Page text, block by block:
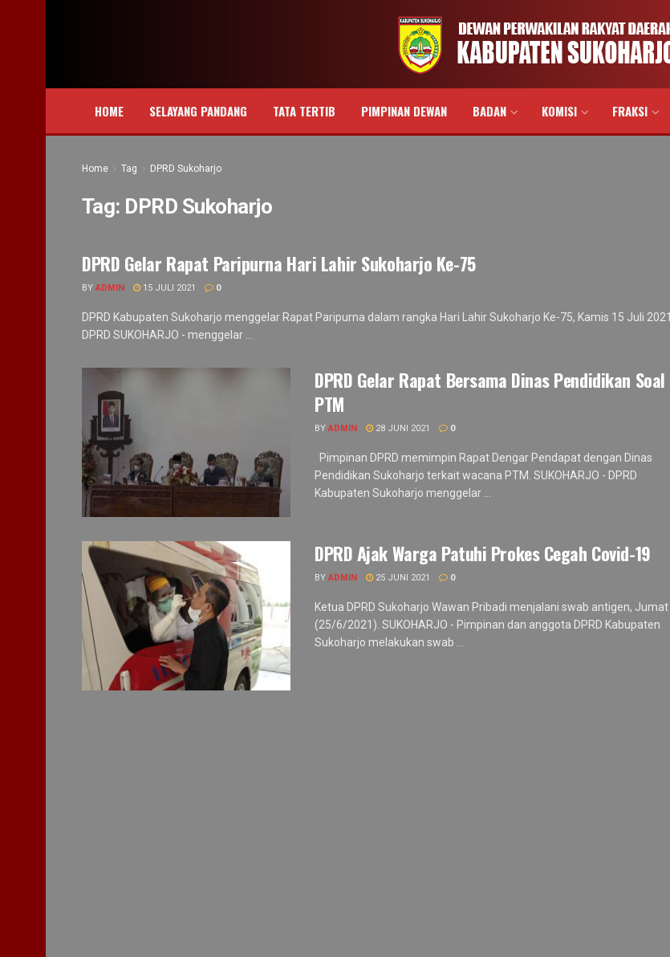
HOME SELAYANG PANDANG TATA TERTIB PIMPINAN DEWAN BADAN KOMISI FRAKSI
Home Tag DPRD Sukoharjo
Tag: DPRD Sukoharjo
DPRD Gelar Rapat Paripurna Hari Lahir Sukoharjo Ke-75
BY ADMIN 15 JULI 2021 0
DPRD Kabupaten Sukoharjo menggelar Rapat Paripurna dalam rangka Hari Lahir Sukoharjo Ke-75, Kamis 15 Juli 2021.
DPRD SUKOHARJO - menggelar ...
DPRD Gelar Rapat Bersama Dinas Pendidikan Soal
PTM
BY ADMIN 28 JUNI 2021 0
Pimpinan DPRD memimpin Rapat Dengar Pendapat dengan Dinas
Pendidikan Sukoharjo terkait wacana PTM. SUKOHARJO - DPRD
Kabupaten Sukoharjo menggelar ...
DPRD Ajak Warga Patuhi Prokes Cegah Covid-19
BY ADMIN 25 JUNI 2021 0
Ketua DPRD Sukoharjo Wawan Pribadi menjalani swab antigen, Jumat
(25/6/2021). SUKOHARJO - Pimpinan dan anggota DPRD Kabupaten
Sukoharjo melakukan swab ...